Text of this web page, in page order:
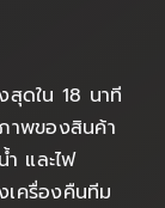
สุดใน 18 นาที
าพของสินค้า
และไฟ
เครื่องคืนทีม